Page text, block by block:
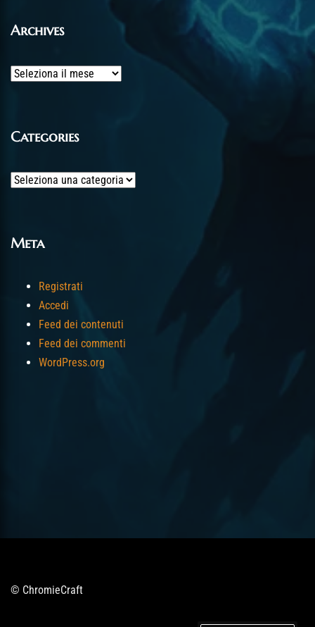
Archives
Archives
Categories
Categories
Meta
Registrati
Accedi
Feed dei contenuti
Feed dei commenti
WordPress.org
© ChromieCraft